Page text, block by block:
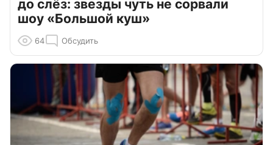
до слёз: звезды чуть не сорвали
шоу «Большой куш»
64 Обсудить